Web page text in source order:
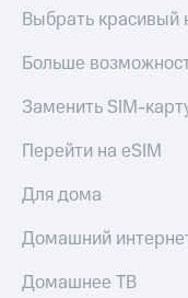
Покупка
полисов
онлайн
Скидка 30%
на связь
С картой
Деньги
Накопления
РИИЛ
и МТС Супер
дешевле
при оплате
с карты
МТС Деньги
Обзоры
до 40%
на
Выбрать красивый
Больше
Заменить SIM-
Перейти на eSIM
Для дома
Домашний
Домашнее ТВ